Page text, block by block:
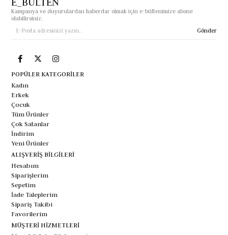
Kampanya ve duyurulardan haberdar olmak için e-bültenimize abone
olabilirsiniz.
Gönder
POPÜLER KATEGORİLER
Kadın
Erkek
Çocuk
Tüm Ürünler
Çok Satanlar
İndirim
Yeni Ürünler
ALIŞVERİŞ BİLGİLERİ
Hesabım
Siparişlerim
Sepetim
İade Taleplerim
Sipariş Takibi
Favorilerim
MÜŞTERİ HİZMETLERİ